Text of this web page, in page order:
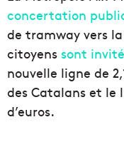
concertation
de tramway vers
citoyens sont
nouvelle ligne de
des Catalans et le
d’euros.